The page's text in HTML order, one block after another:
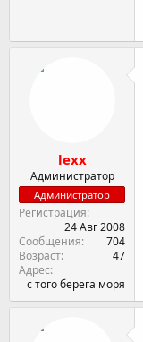
lexx
Администратор
Администратор
Регистрация
24 Авг 2008
Сообщения
704
Возраст
47
Адрес
с того берега моря